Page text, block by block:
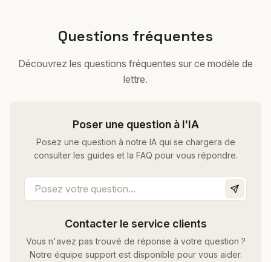
Questions fréquentes
Découvrez les questions fréquentes sur ce modèle de
lettre.
Poser une question à l'IA
Posez une question à notre IA qui se chargera de
consulter les guides et la FAQ pour vous répondre.
Contacter le service clients
Vous n'avez pas trouvé de réponse à votre question ?
Notre équipe support est disponible pour vous aider.